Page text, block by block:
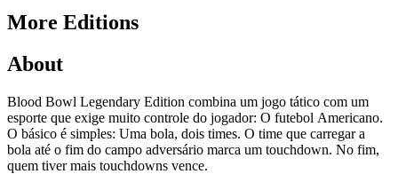
More Editions
About
Blood Bowl Legendary Edition combina um jogo tático com um
esporte que exige muito controle do jogador: O futebol Americano.
O básico é simples: Uma bola, dois times. O time que carregar a
bola até o fim do campo adversário marca um touchdown. No fim,
quem tiver mais touchdowns vence.